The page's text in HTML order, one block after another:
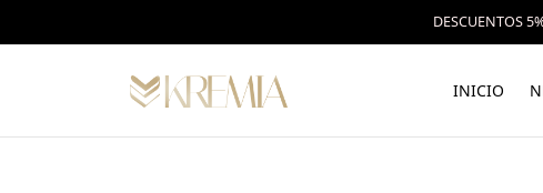
DESCUENTOS
INICIO